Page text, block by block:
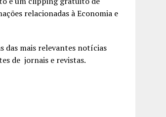
relacionadas à Economia e
das mais relevantes notícias
de jornais e revistas.